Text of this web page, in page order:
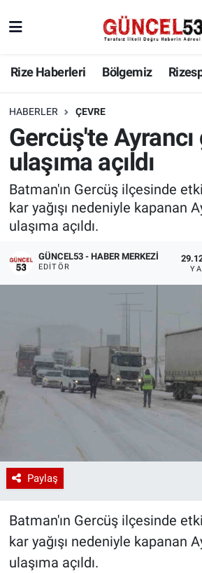
Rize Haberleri Bölgemiz
HABERLER ÇEVRE
Gercüş'te
ulaşıma açıldı
Batman'ın Gercüş ilçesinde
kar yağışı nedeniyle kapanan
ulaşıma açıldı.
GÜNCEL53 - HABER MERKEZI
EDITÖR
Paylaş
Batman'ın Gercüş ilçesinde
kar yağışı nedeniyle kapanan
ulaşıma açıldı.